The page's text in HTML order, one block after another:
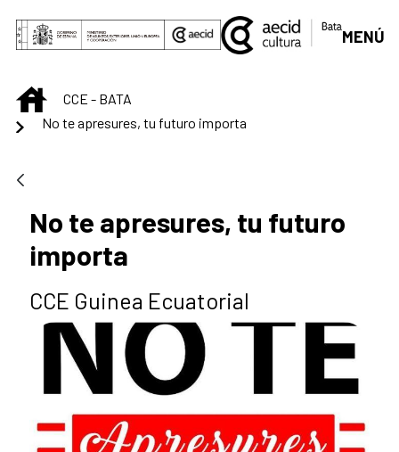
Skip to Main Content
MENÚ
INICIOCCE - BATA
No te apresures, tu futuro importa
No te apresures, tu futuro
importa
CCE Guinea Ecuatorial